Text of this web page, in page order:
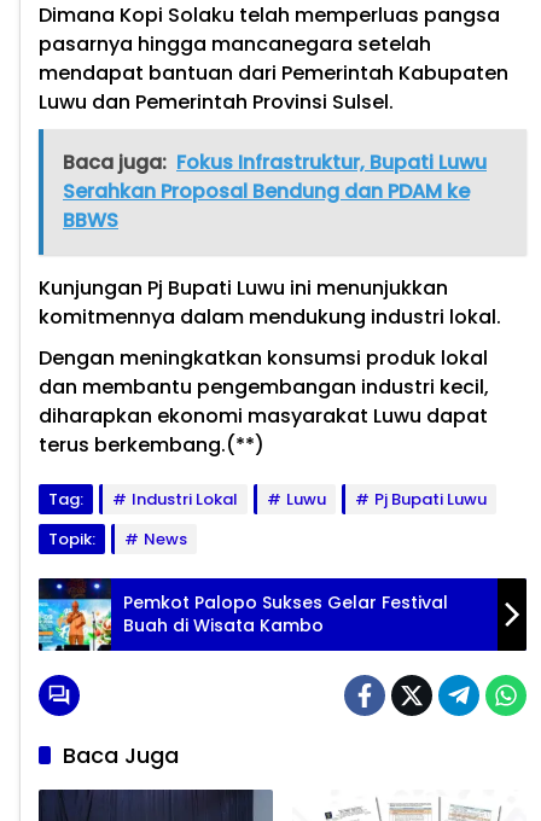
Dimana Kopi Solaku telah memperluas pangsa
pasarnya hingga mancanegara setelah
mendapat bantuan dari Pemerintah Kabupaten
Luwu dan Pemerintah Provinsi Sulsel.
Baca juga: Fokus Infrastruktur, Bupati Luwu
Serahkan Proposal Bendung dan PDAM ke
BBWS
Kunjungan Pj Bupati Luwu ini menunjukkan
komitmennya dalam mendukung industri lokal.
Dengan meningkatkan konsumsi produk lokal
dan membantu pengembangan industri kecil,
diharapkan ekonomi masyarakat Luwu dapat
terus berkembang.(**)
Tag: Industri Lokal Luwu
Pj Bupati Luwu
Topik:
News
Pemkot Palopo Sukses Gelar Festival
Buah di Wisata Kambo
Baca Juga